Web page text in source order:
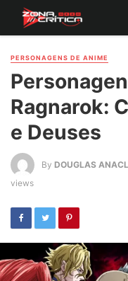
PERSONAGENS DE ANIME
Ragnarok:
e Deuses
By DOUGLAS
views